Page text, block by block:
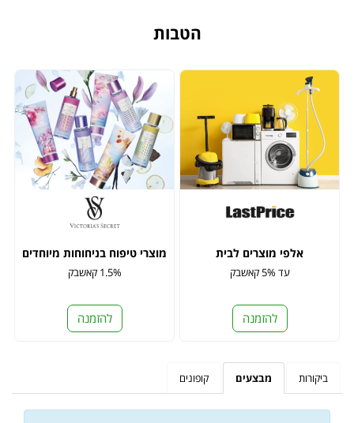
הטבות
אלפי מוצרים לבית
עד 5% קאשבק
להזמנה
מוצרי טיפוח בניחוחות מיוחדים
1.5% קאשבק
להזמנה
ביקורות מבצעים קופונים